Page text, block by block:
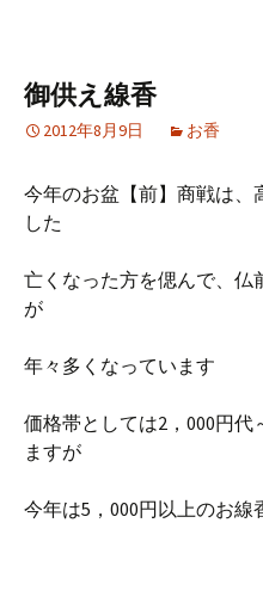
御供え線香
2012年8月9日 お香
今年のお盆【前】商戦は、
した
亡くなった方を偲んで、仏
が
年々多くなっています
価格帯としては2，000円代
ますが
今年は5，000円以上のお線